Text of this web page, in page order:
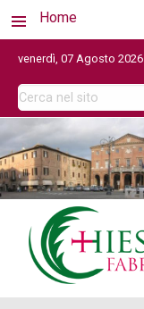
Home
venerdì, 07 Agosto 2026